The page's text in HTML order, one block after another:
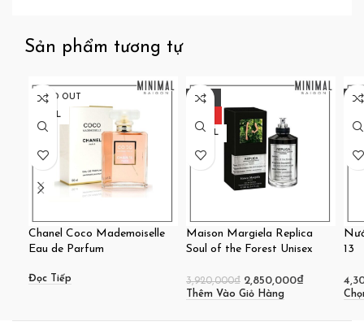
Sản phẩm tương tự
SOLD OUT
100ML
Chanel Coco Mademoiselle
Eau de Parfum
Đọc Tiếp
-27%
100ML
Maison Margiela Replica
Soul of the Forest Unisex
3,920,000₫ 2,850,000₫
Thêm Vào Giỏ Hàng
-
13